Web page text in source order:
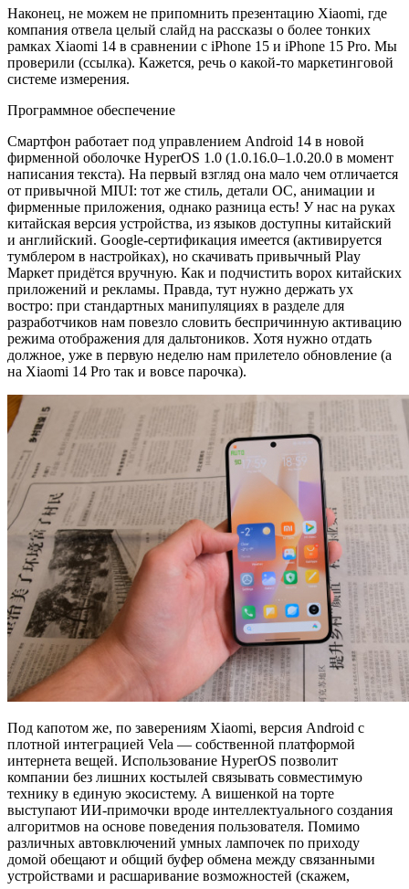
Наконец, не можем не припомнить презентацию Xiaomi, где
компания отвела целый слайд на рассказы о более тонких
рамках Xiaomi 14 в сравнении с iPhone 15 и iPhone 15 Pro. Мы
проверили (ссылка). Кажется, речь о какой-то маркетинговой
системе измерения.
Программное обеспечение
Смартфон работает под управлением Android 14 в новой
фирменной оболочке HyperOS 1.0 (1.0.16.0–1.0.20.0 в момент
написания текста). На первый взгляд она мало чем отличается
от привычной MIUI: тот же стиль, детали ОС, анимации и
фирменные приложения, однако разница есть! У нас на руках
китайская версия устройства, из языков доступны китайский
и английский. Google-сертификация имеется (активируется
тумблером в настройках), но скачивать привычный Play
Маркет придётся вручную. Как и подчистить ворох китайских
приложений и рекламы. Правда, тут нужно держать ух
востро: при стандартных манипуляциях в разделе для
разработчиков нам повезло словить беспричинную активацию
режима отображения для дальтоников. Хотя нужно отдать
должное, уже в первую неделю нам прилетело обновление (а
на Xiaomi 14 Pro так и вовсе парочка).
Под капотом же, по заверениям Xiaomi, версия Android с
плотной интеграцией Vela — собственной платформой
интернета вещей. Использование HyperOS позволит
компании без лишних костылей связывать совместимую
технику в единую экосистему. А вишенкой на торте
выступают ИИ-примочки вроде интеллектуального создания
алгоритмов на основе поведения пользователя. Помимо
различных автовключений умных лампочек по приходу
домой обещают и общий буфер обмена между связанными
устройствами и расшаривание возможностей (скажем,